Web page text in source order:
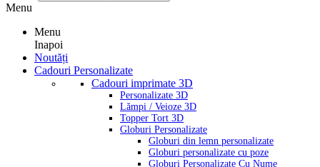
Menu
Menu
Inapoi
Noutăți
Cadouri Personalizate
Cadouri imprimate 3D
Personalizate 3D
Lămpi / Veioze 3D
Topper Tort 3D
Globuri Personalizate
Globuri din lemn personalizate
Globuri personalizate cu poze
Globuri Personalizate Cu Nume